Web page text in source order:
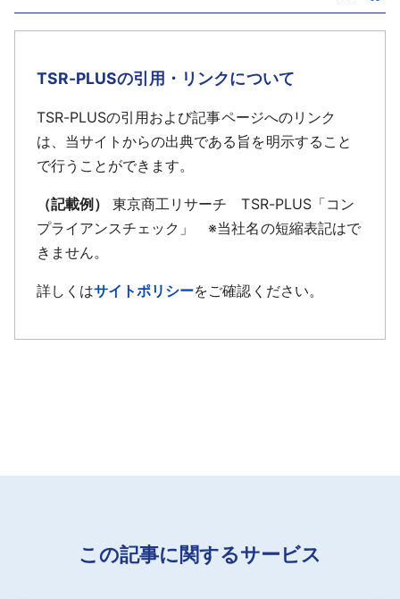
TSR-PLUSの引用・リンクについて
TSR-PLUSの引用および記事ページへのリンク
は、当サイトからの出典である旨を明示すること
で行うことができます。
（記載例）
東京商工リサーチ TSR-PLUS「コン
プライアンスチェック」 ※当社名の短縮表記はで
きません。
詳しくはサイトポリシーをご確認ください。
この記事に関するサービス